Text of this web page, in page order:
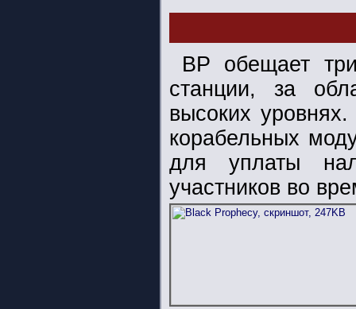
BP обещает
станции, за
высоких
корабельных
для уплаты
участников во